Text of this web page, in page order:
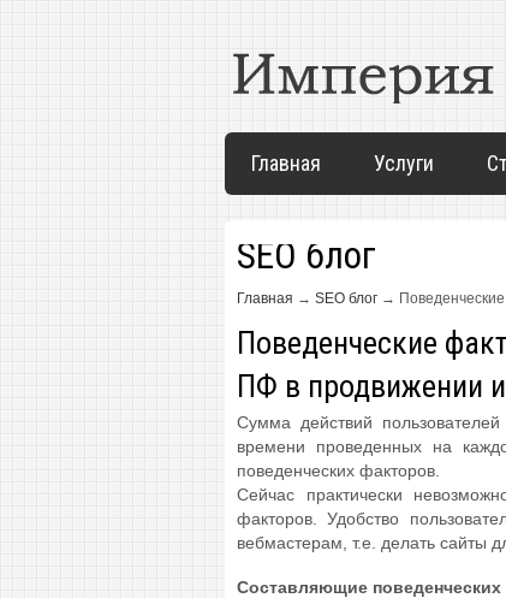
Главная Услуги
SEO блог
Главная → SEO блог →
Поведенческие
ПФ в продвижении
Сумма действий
времени проведенных на
поведенческих факторов.
Сейчас практически
факторов. Удобство
вебмастерам, т.е. делать сайты
Составляющие поведенческих